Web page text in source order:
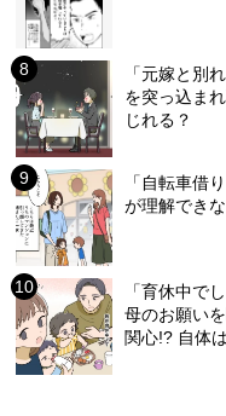
「元嫁と別
を突っ込ま
じれる？
「自転車借
が理解でき
「育休中で
母のお願い
関心!? 自体